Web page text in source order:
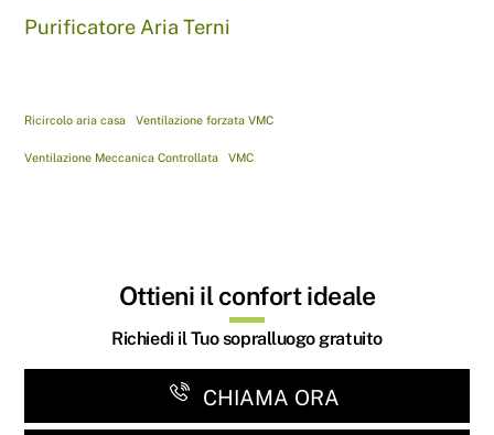
Purificatore Aria Terni
Ricircolo aria casa Ventilazione forzata VMC
Ventilazione Meccanica Controllata VMC
Ottieni il confort ideale
Richiedi il Tuo sopralluogo gratuito
CHIAMA ORA